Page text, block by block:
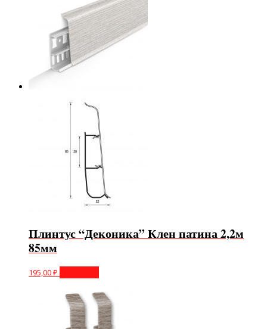
Плинтус “Деконика” Клен патина 2,2м
85мм
195,00₽